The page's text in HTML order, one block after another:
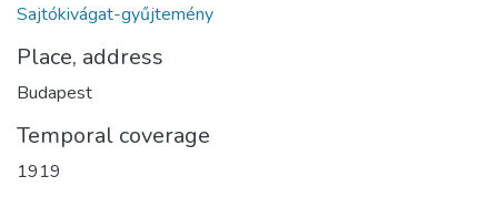
Sajtókivágat-gyűjtemény
Place, address
Budapest
Temporal coverage
1919